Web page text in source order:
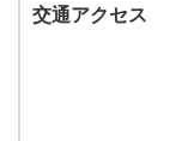
交通アクセス